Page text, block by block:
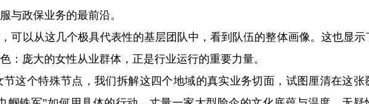
与政保业务的最前沿。
可以从这几个极具代表性的基层团队中，看到队伍的整体画像。这也显示
：庞大的女性从业群体，正是行业运行的重要力量。
节这个特殊节点，我们拆解这四个地域的真实业务切面，试图厘清在这张